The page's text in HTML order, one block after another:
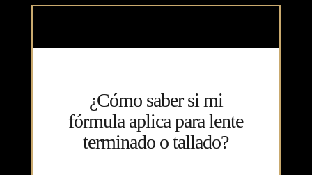
¿Cómo saber si mi
fórmula aplica para lente
terminado o tallado?